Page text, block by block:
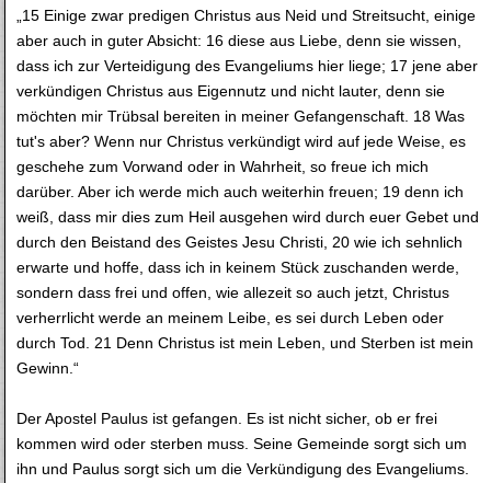
„15 Einige zwar predigen Christus aus Neid und Streitsucht, einige
aber auch in guter Absicht: 16 diese aus Liebe, denn sie wissen,
dass ich zur Verteidigung des Evangeliums hier liege; 17 jene aber
verkündigen Christus aus Eigennutz und nicht lauter, denn sie
möchten mir Trübsal bereiten in meiner Gefangenschaft. 18 Was
tut's aber? Wenn nur Christus verkündigt wird auf jede Weise, es
geschehe zum Vorwand oder in Wahrheit, so freue ich mich
darüber. Aber ich werde mich auch weiterhin freuen; 19 denn ich
weiß, dass mir dies zum Heil ausgehen wird durch euer Gebet und
durch den Beistand des Geistes Jesu Christi, 20 wie ich sehnlich
erwarte und hoffe, dass ich in keinem Stück zuschanden werde,
sondern dass frei und offen, wie allezeit so auch jetzt, Christus
verherrlicht werde an meinem Leibe, es sei durch Leben oder
durch Tod. 21 Denn Christus ist mein Leben, und Sterben ist mein
Gewinn.“
Der Apostel Paulus ist gefangen. Es ist nicht sicher, ob er frei
kommen wird oder sterben muss. Seine Gemeinde sorgt sich um
ihn und Paulus sorgt sich um die Verkündigung des Evangeliums.